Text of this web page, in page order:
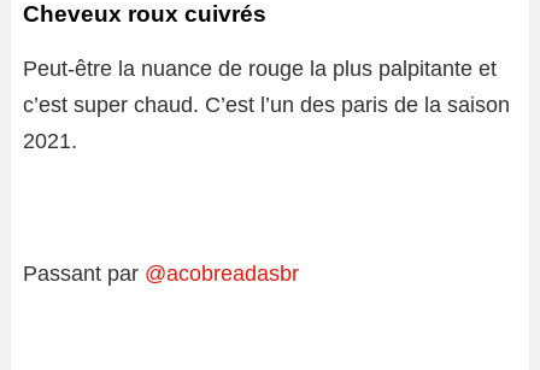
Cheveux roux cuivrés
Peut-être la nuance de rouge la plus palpitante et
c’est super chaud. C’est l’un des paris de la saison
2021.
Passant par @acobreadasbr